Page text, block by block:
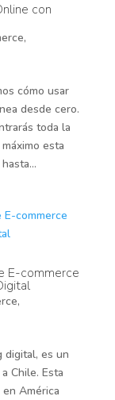
con
,
cómo usar
desde cero.
toda la
esta
E-commerce
,
digital, es un
Chile. Esta
América